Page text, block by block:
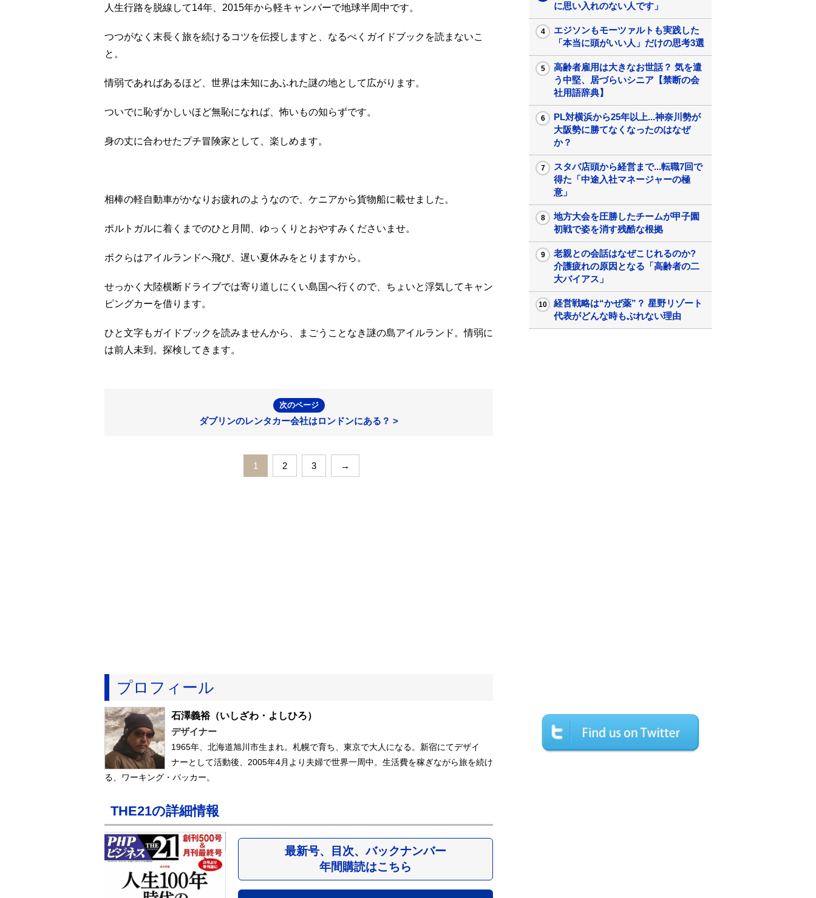
人生行路を脱線して14年、2015年から軽キャンパーで地球半周中です。
つつがなく末長く旅を続けるコツを伝授しますと、なるべくガイドブックを読まないこ
と。
情弱であればあるほど、世界は未知にあふれた謎の地として広がります。
ついでに恥ずかしいほど無恥になれば、怖いもの知らずです。
身の丈に合わせたプチ冒険家として、楽しめます。
相棒の軽自動車がかなりお疲れのようなので、ケニアから貨物船に載せました。
ポルトガルに着くまでのひと月間、ゆっくりとおやすみくださいませ。
ボクらはアイルランドへ飛び、遅い夏休みをとりますから。
せっかく大陸横断ドライブでは寄り道しにくい島国へ行くので、ちょいと浮気してキャン
ピングカーを借ります。
ひと文字もガイドブックを読みませんから、まごうことなき謎の島アイルランド。情弱に
は前人未到。探検してきます。
次のページ
ダブリンのレンタカー会社はロンドンにある？ >
1 2 3 →
プロフィール
石澤義裕（いしざわ・よしひろ）
デザイナー
1965年、北海道旭川市生まれ。札幌で育ち、東京で大人になる。新宿にてデザイ
ナーとして活動後、2005年4月より夫婦で世界一周中。生活費を稼ぎながら旅を続け
る、ワーキング・パッカー。
THE21の詳細情報
最新号、目次、バックナンバー
年間購読はこちら
に思い入れのない人です」
エジソンもモーツァルトも実践した
「本当に頭がいい人」だけの思考3選
高齢者雇用は大きなお世話？ 気を遣
う中堅、居づらいシニア【禁断の会
社用語辞典】
PL対横浜から25年以上...神奈川勢が
大阪勢に勝てなくなったのはなぜ
か？
スタバ店頭から経営まで...転職7回で
得た「中途入社マネージャーの極
意」
地方大会を圧勝したチームが甲子園
初戦で姿を消す残酷な根拠
老親との会話はなぜこじれるのか?
介護疲れの原因となる「高齢者の二
大バイアス」
経営戦略は“かぜ薬”？ 星野リゾート
代表がどんな時もぶれない理由